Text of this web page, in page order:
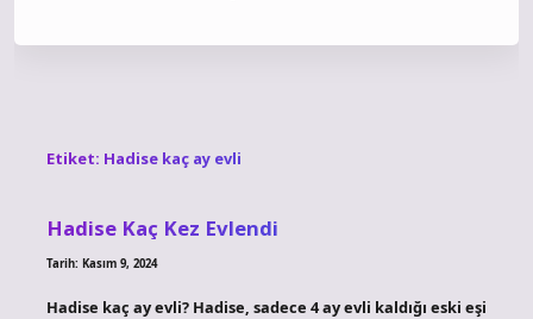
Etiket: Hadise kaç ay evli
Hadise Kaç Kez Evlendi
Tarih: Kasım 9, 2024
Hadise kaç ay evli? Hadise, sadece 4 ay evli kaldığı eski eşi